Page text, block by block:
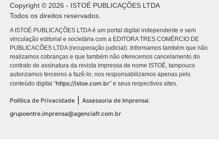
Copyright © 2026 - ISTOÉ PUBLICAÇÕES LTDA
Todos os direitos reservados.
A ISTOÉ PUBLICAÇÕES LTDA é um portal digital independente e sem
vinculação editorial e societária com a EDITORA TRES COMÉRCIO DE
PUBLICACÕES LTDA (recuperação judicial). Informamos também que não
realizamos cobranças e que também não oferecemos cancelamento do
contrato de assinatura da revista impressa de nome ISTOÉ, tampouco
autorizamos terceiros a fazê-lo, nos responsabilizamos apenas pelo
conteúdo digital “https://istoe.com.br” e seus respectivos sites.
Política de Privacidade
Assessoria de Imprensa:
grupoentre.imprensa@agenciafr.com.br